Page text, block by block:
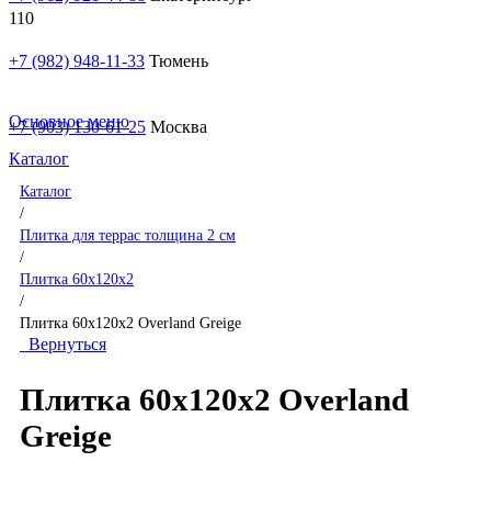
+7 (982) 948-11-33 Тюмень
+7 (903) 130-61-25 Москва
Основное меню
Каталог
Каталог
/
Плитка для террас толщина 2 см
/
Плитка 60x120x2
/
Плитка 60x120x2 Overland Greige
Вернуться
Плитка 60x120x2 Overland
Greige